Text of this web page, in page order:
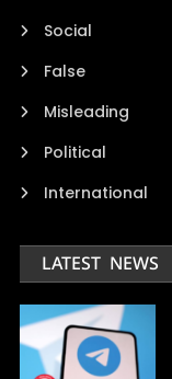
Social
False
Misleading
Political
International
LATEST NEWS